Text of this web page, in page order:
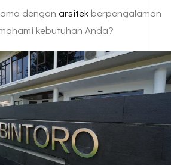
dengan arsitekberpengalaman
kebutuhan Anda?